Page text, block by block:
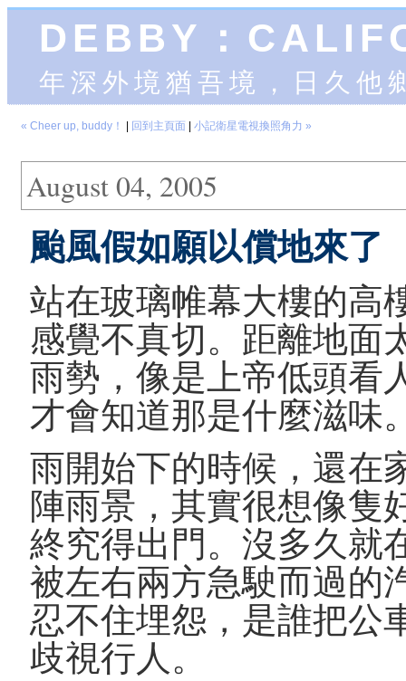
DEBBY：
年深外境猶吾境，日久
« Cheer up, buddy！ 回到主頁面 小記衛星電視換照角力 »
August 04, 2005
颱風假如願以償地來了
站在玻璃帷幕大樓的高
感覺不真切。距離地面
雨勢，像是上帝低頭看
才會知道那是什麼滋味
雨開始下的時候，還在
陣雨景，其實很想像隻
終究得出門。沒多久就
被左右兩方急駛而過的
忍不住埋怨，是誰把公
歧視行人。